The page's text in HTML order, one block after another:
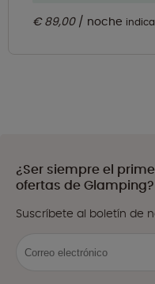
€ 89,00 noche
¿Ser siempre el
ofertas de Glamping?
Suscríbete al boletín de